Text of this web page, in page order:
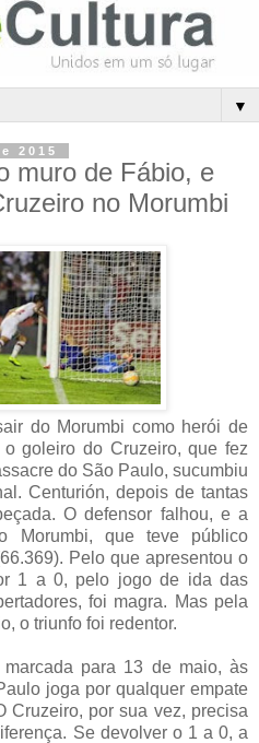
▼
2015
muro de Fábio, e
no Morumbi
do Morumbi como herói de
goleiro do Cruzeiro, que fez
do São Paulo, sucumbiu
Centurión, depois de tantas
O defensor falhou, e a
Morumbi, que teve público
Pelo que apresentou o
1 a 0, pelo jogo de ida das
foi magra. Mas pela
o triunfo foi redentor.
para 13 de maio, às
joga por qualquer empate
Cruzeiro, por sua vez, precisa
Se devolver o 1 a 0, a